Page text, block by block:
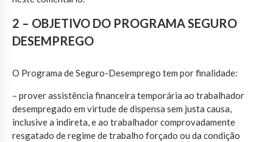
2 – OBJETIVO DO PROGRAMA SEGURO
DESEMPREGO
O Programa de Seguro-Desemprego tem por finalidade:
– prover assistência financeira temporária ao trabalhador
desempregado em virtude de dispensa sem justa causa,
inclusive a indireta, e ao trabalhador comprovadamente
resgatado de regime de trabalho forçado ou da condição